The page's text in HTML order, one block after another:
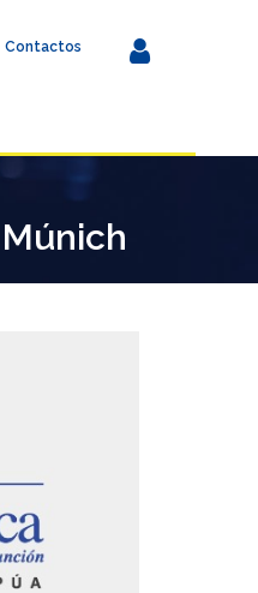
Contactos